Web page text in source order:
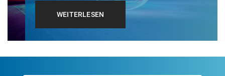
WEITERLESEN